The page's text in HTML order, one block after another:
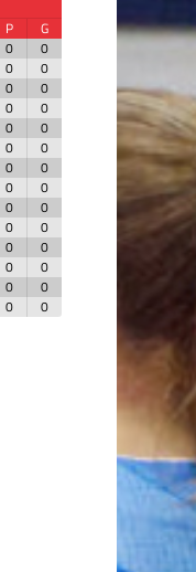
P
G
0
0
0
0
0
0
0
0
0
0
0
0
0
0
0
0
0
0
0
0
0
0
0
0
0
0
0 0